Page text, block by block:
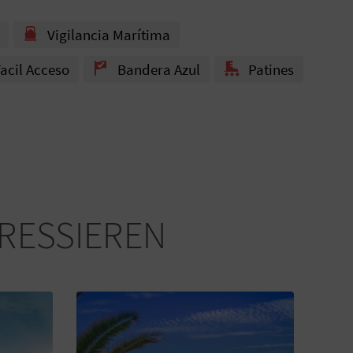
Vigilancia Marítima
Acceso Bandera Azul
Patines